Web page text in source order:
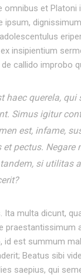
omnibus et Platoni
ipsum,
insipientium
callido improbo
haec querela, qui
Simus igitur
est, infame,
et pectus. Negare
si utilitas
Ita multa dicunt,
praestantissimum
id est summum
Beatus sibi
saepius, qui